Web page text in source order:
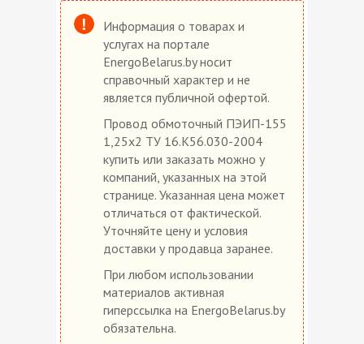
Информация о товарах и
услугах на портале
EnergoBelarus.by носит
справочный характер и не
является публичной офертой.
Провод обмоточный ПЭИП-155
1,25х2 ТУ 16.К56.030-2004
купить или заказать можно у
компаний, указанных на этой
странице. Указанная цена может
отличаться от фактической.
Уточняйте цену и условия
доставки у продавца заранее.
При любом использовании
материалов активная
гиперссылка на EnergoBelarus.by
обязательна.